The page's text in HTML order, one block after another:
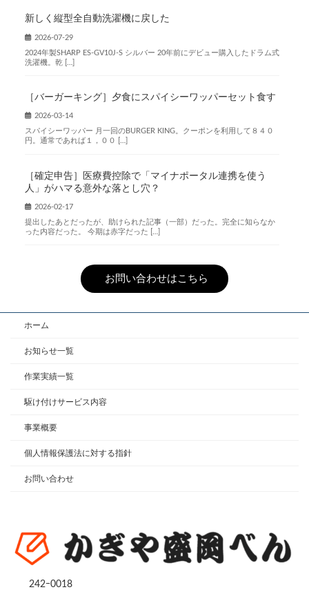
新しく縦型全自動洗濯機に戻した
2026-07-29
2024年製SHARP ES-GV10J-S シルバー 20年前にデビュー購入したドラム式
洗濯機。乾 […]
［バーガーキング］夕食にスパイシーワッパーセット食す
2026-03-14
スパイシーワッパー 月一回のBURGER KING。クーポンを利用して８４０
円。通常であれば１，００ […]
［確定申告］医療費控除で「マイナポータル連携を使う
人」がハマる意外な落とし穴？
2026-02-17
提出したあとだったが、助けられた記事（一部）だった。完全に知らなか
った内容だった。 今期は赤字だった […]
お問い合わせはこちら
ホーム
お知らせ一覧
作業実績一覧
駆け付けサービス内容
事業概要
個人情報保護法に対する指針
お問い合わせ
242ｰ0018